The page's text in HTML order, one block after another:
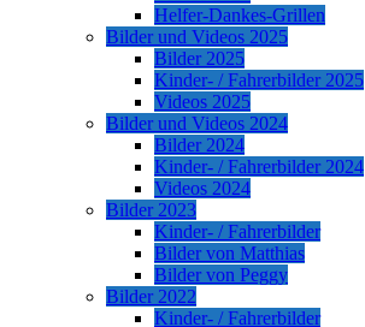
Helfer-Dankes-Grillen
Bilder und Videos 2025
Bilder 2025
Kinder- / Fahrerbilder 2025
Videos 2025
Bilder und Videos 2024
Bilder 2024
Kinder- / Fahrerbilder 2024
Videos 2024
Bilder 2023
Kinder- / Fahrerbilder
Bilder von Matthias
Bilder von Peggy
Bilder 2022
Kinder- / Fahrerbilder